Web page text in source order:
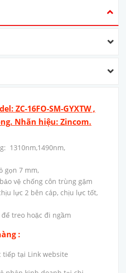
ZC-16FO-SM-GYXTW ,
Nhãn hiệu: Zincom.
1310nm,1490nm,
gọn 7 mm,
vệ chống côn trùng gậm
lực 2 bên cáp, chịu lực tốt,
treo hoặc đi ngầm
:
tiếp tại Link website